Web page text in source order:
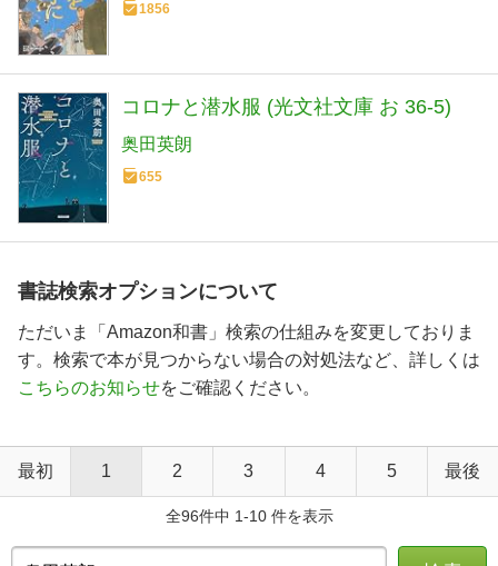
1856
コロナと潜水服 (光文社文庫 お 36-5)
奥田英朗
655
書誌検索オプションについて
ただいま「Amazon和書」検索の仕組みを変更しておりま
す。検索で本が見つからない場合の対処法など、詳しくは
こちらのお知らせをご確認ください。
最初 1 2 3 4 5 最後
全96件中 1-10 件を表示